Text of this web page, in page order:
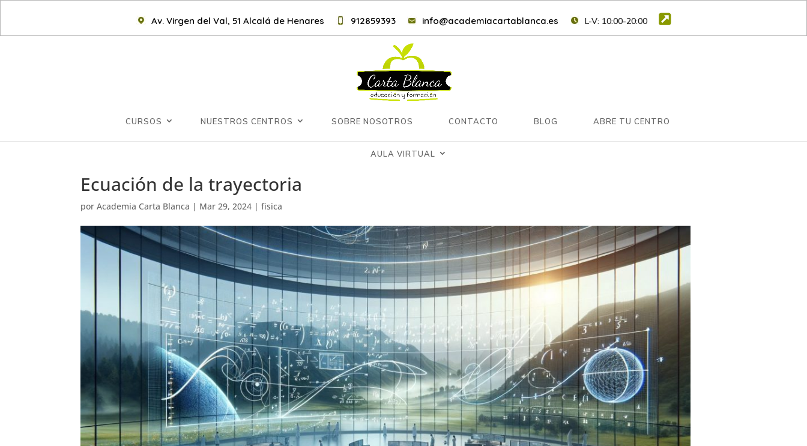
Av. Virgen del Val, 51 Alcalá de Henares 912859393 info@academiacartablanca.es L-V: 10:00-20:00
CURSOS NUESTROS CENTROS SOBRE NOSOTROS CONTACTO BLOG ABRE TU CENTRO
AULA VIRTUAL
Ecuación de la trayectoria
porAcademia Carta Blanca | Mar 29, 2024 |fisica